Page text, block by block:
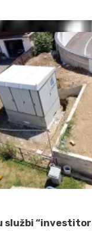
službi